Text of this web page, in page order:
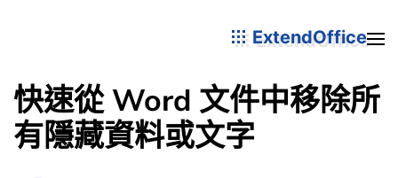
ExtendOffice
快速從 Word 文件中移除所
有隱藏資料或文字